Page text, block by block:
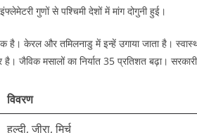
गुणों से पश्चिमी देशों में मांग दोगुनी हुई।​
है। केरल और तमिलनाडु में इन्हें उगाया जाता है।
जैविक मसालों का निर्यात 35 प्रतिशत बढ़ा।
विवरण
हल्दी, जीरा, मिर्च